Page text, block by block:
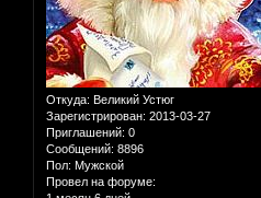
Откуда: Великий Устюг
Зарегистрирован: 2013-03-27
Приглашений: 0
Сообщений: 8896
Пол: Мужской
Провел на форуме: